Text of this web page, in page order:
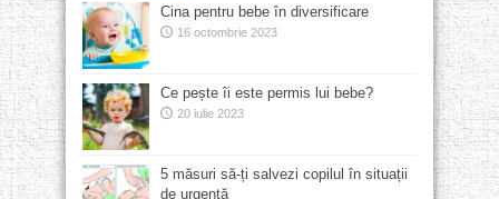
Cina pentru bebe în diversificare
16 octombrie 2023
Ce pește îi este permis lui bebe?
20 iulie 2023
5 măsuri să-ți salvezi copilul în situații
de urgență